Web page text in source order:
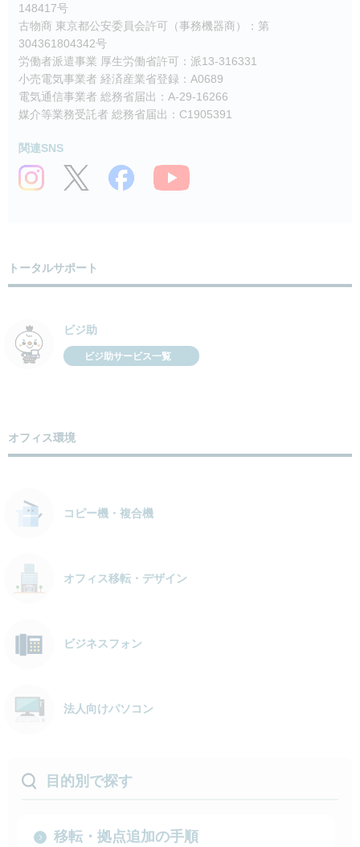
148417号
古物商 東京都公安委員会許可（事務機器商）：第
304361804342号
労働者派遣事業 厚生労働省許可：派13-316331
小売電気事業者 経済産業省登録：A0689
電気通信事業者 総務省届出：A-29-16266
媒介等業務受託者 総務省届出：C1905391
関連SNS
トータルサポート
ビジ助
ビジ助サービス一覧
オフィス環境
コピー機・複合機
オフィス移転・デザイン
ビジネスフォン
法人向けパソコン
目的別で探す
移転・拠点追加の手順